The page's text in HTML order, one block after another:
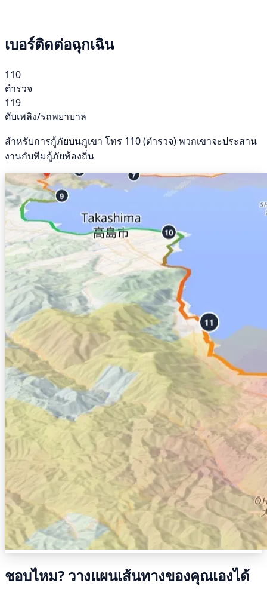
เบอร์ติดต่อฉุกเฉิน
110
ตำรวจ
119
ดับเพลิง/รถพยาบาล
สำหรับการกู้ภัยบนภูเขา โทร 110 (ตำรวจ) พวกเขาจะประสาน
งานกับทีมกู้ภัยท้องถิ่น
ชอบไหม? วางแผนเส้นทางของคุณเองได้